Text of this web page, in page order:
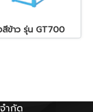
สีข้าว รุ่น GT700
ำกัด